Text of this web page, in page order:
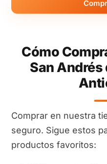
Cómo
San Andrés
Comprar en nuestra
seguro. Sigue estos
productos favoritos: